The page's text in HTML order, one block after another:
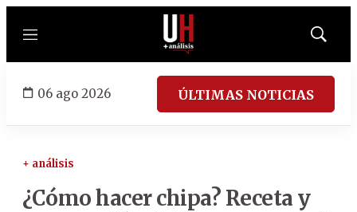
Menú
Mostrar
06 ago 2026 ÚLTIMAS NOTICIAS
+ análisis
¿Cómo hacer chipa? Receta y